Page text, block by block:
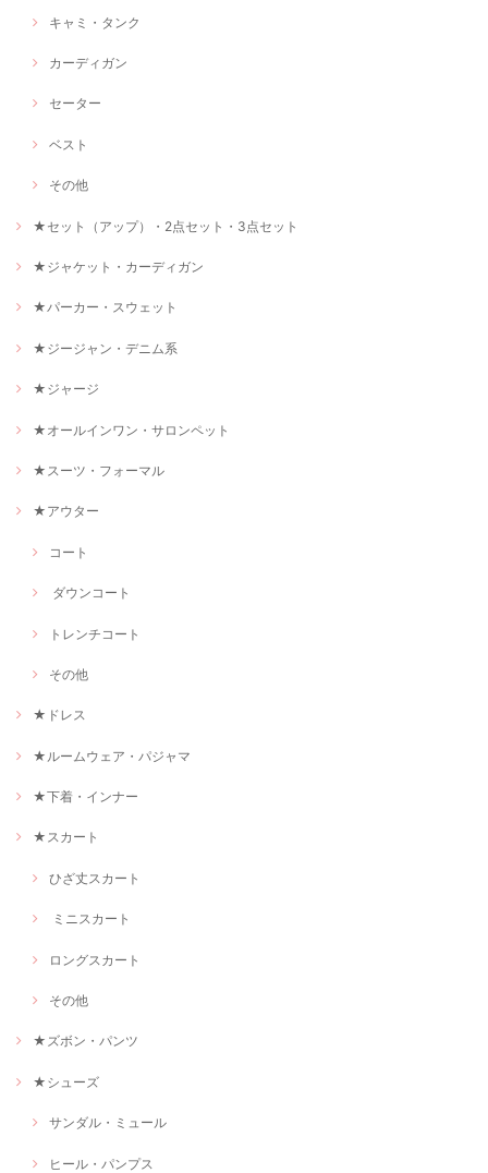
キャミ・タンク
カーディガン
セーター
ベスト
その他
★セット（アップ）・2点セット・3点セット
★ジャケット・カーディガン
★パーカー・スウェット
★ジージャン・デニム系
★ジャージ
★オールインワン・サロンペット
★スーツ・フォーマル
★アウター
コート
ダウンコート
トレンチコート
その他
★ドレス
★ルームウェア・パジャマ
★下着・インナー
★スカート
ひざ丈スカート
ミニスカート
ロングスカート
その他
★ズボン・パンツ
★シューズ
サンダル・ミュール
ヒール・パンプス